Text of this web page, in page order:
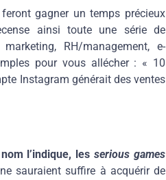
gagner un temps précieux
ainsi toute une série de
RH/management, e-
pour vous allécher : « 10
Instagram générait des ventes
l’indique, lesserious games
ne sauraient suffire à acquérir de